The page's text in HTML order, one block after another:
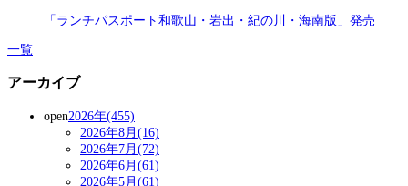
「ランチパスポート和歌山・岩出・紀の川・海南版」発売
一覧
アーカイブ
open2026年(455)
2026年8月(16)
2026年7月(72)
2026年6月(61)
2026年5月(61)